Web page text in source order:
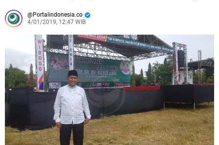
Portalindonesia.co
4/01/2019, 12:47 WIB